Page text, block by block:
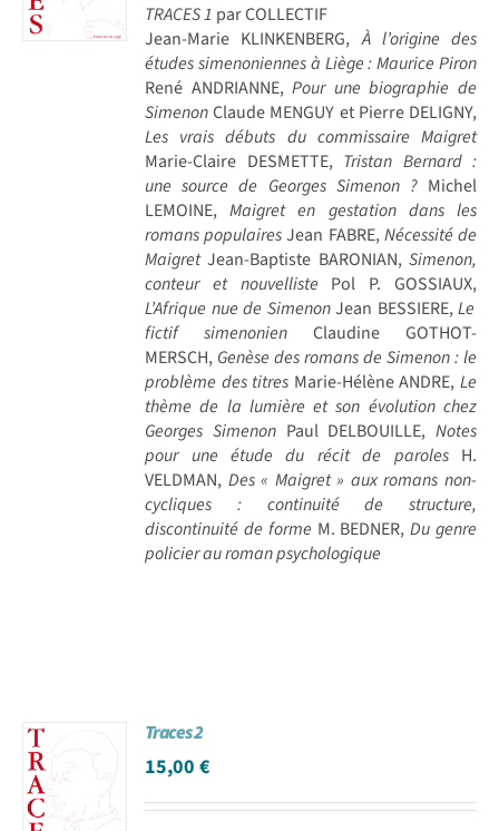
TRACES 1 par COLLECTIF
Jean-Marie KLINKENBERG, À l’origine des
études simenoniennes à Liège : Maurice Piron
René ANDRIANNE,Pour une biographie de
SimenonClaude MENGUY et Pierre DELIGNY,
Les vrais débuts du commissaire Maigret
Marie-Claire DESMETTE, Tristan Bernard :
une source de Georges Simenon ?Michel
LEMOINE,Maigret en gestation dans les
romans populairesJean FABRE,Nécessité de
MaigretJean-Baptiste BARONIAN,Simenon,
conteur et nouvelliste Pol P. GOSSIAUX,
L’Afrique nue de SimenonJean BESSIERE,Le
fictif simenonien Claudine GOTHOT-
MERSCH, Genèse des romans de Simenon : le
problème des titres Marie-Hélène ANDRE, Le
thème de la lumière et son évolution chez
Georges SimenonPaul DELBOUILLE, Notes
pour une étude du récit de parolesH.
VELDMAN, Des « Maigret » aux romans non-
cycliques : continuité de structure,
discontinuité de forme M. BEDNER,Du genre
policier au roman psychologique
Traces 2
15,00€